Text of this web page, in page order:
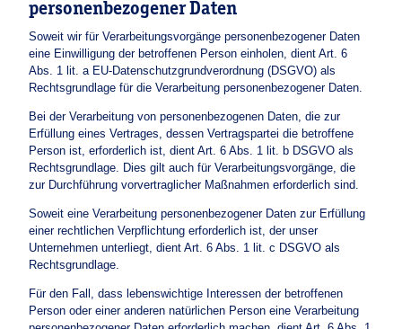
personenbezogener Daten
Soweit wir für Verarbeitungsvorgänge personenbezogener Daten
eine Einwilligung der betroffenen Person einholen, dient Art. 6
Abs. 1 lit. a EU-Datenschutzgrundverordnung (DSGVO) als
Rechtsgrundlage für die Verarbeitung personenbezogener Daten.
Bei der Verarbeitung von personenbezogenen Daten, die zur
Erfüllung eines Vertrages, dessen Vertragspartei die betroffene
Person ist, erforderlich ist, dient Art. 6 Abs. 1 lit. b DSGVO als
Rechtsgrundlage. Dies gilt auch für Verarbeitungsvorgänge, die
zur Durchführung vorvertraglicher Maßnahmen erforderlich sind.
Soweit eine Verarbeitung personenbezogener Daten zur Erfüllung
einer rechtlichen Verpflichtung erforderlich ist, der unser
Unternehmen unterliegt, dient Art. 6 Abs. 1 lit. c DSGVO als
Rechtsgrundlage.
Für den Fall, dass lebenswichtige Interessen der betroffenen
Person oder einer anderen natürlichen Person eine Verarbeitung